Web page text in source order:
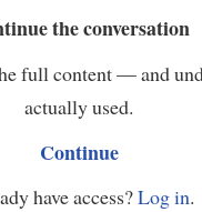
the conversation
full content — and
actually used.
Continue
have access?Log in.